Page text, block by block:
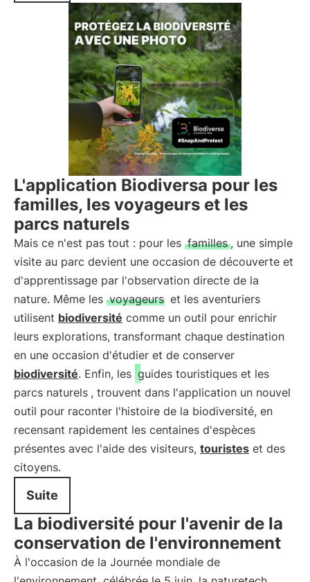
L'application Biodiversa pour les
familles, les voyageurs et les
parcs naturels
Mais ce n'est pas tout : pour les familles , une simple
visite au parc devient une occasion de découverte et
d'apprentissage par l'observation directe de la
nature. Même les voyageurs et les aventuriers
utilisent biodiversité comme un outil pour enrichir
leurs explorations, transformant chaque destination
en une occasion d'étudier et de conserver
biodiversité. Enfin, les guides touristiques et les
parcs naturels , trouvent dans l'application un nouvel
outil pour raconter l'histoire de la biodiversité, en
recensant rapidement les centaines d'espèces
présentes avec l'aide des visiteurs, touristes et des
citoyens.
Suite
La biodiversité pour l'avenir de la
conservation de l'environnement
À l'occasion de la Journée mondiale de